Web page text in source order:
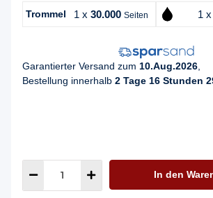
Trommel 1 x 30.000 Seiten 1 x
Garantierter Versand zum 10.Aug.2026
Bestellung innerhalb 2 Tage 16 Stunden
In den